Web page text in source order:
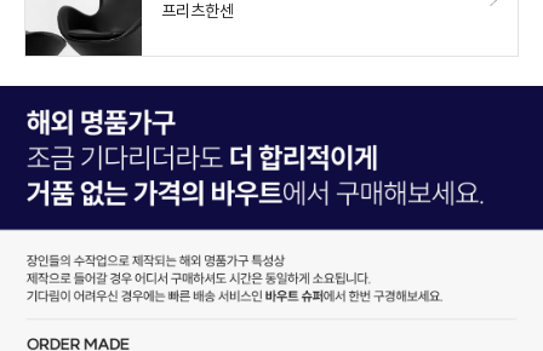
프리츠한센